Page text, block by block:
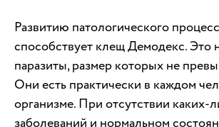
Развитию патологического
способствует клещ Демодекс. Это
паразиты, размер которых не
Они есть практически в каждом
организме. При отсутствии каких-
заболеваний и нормальном